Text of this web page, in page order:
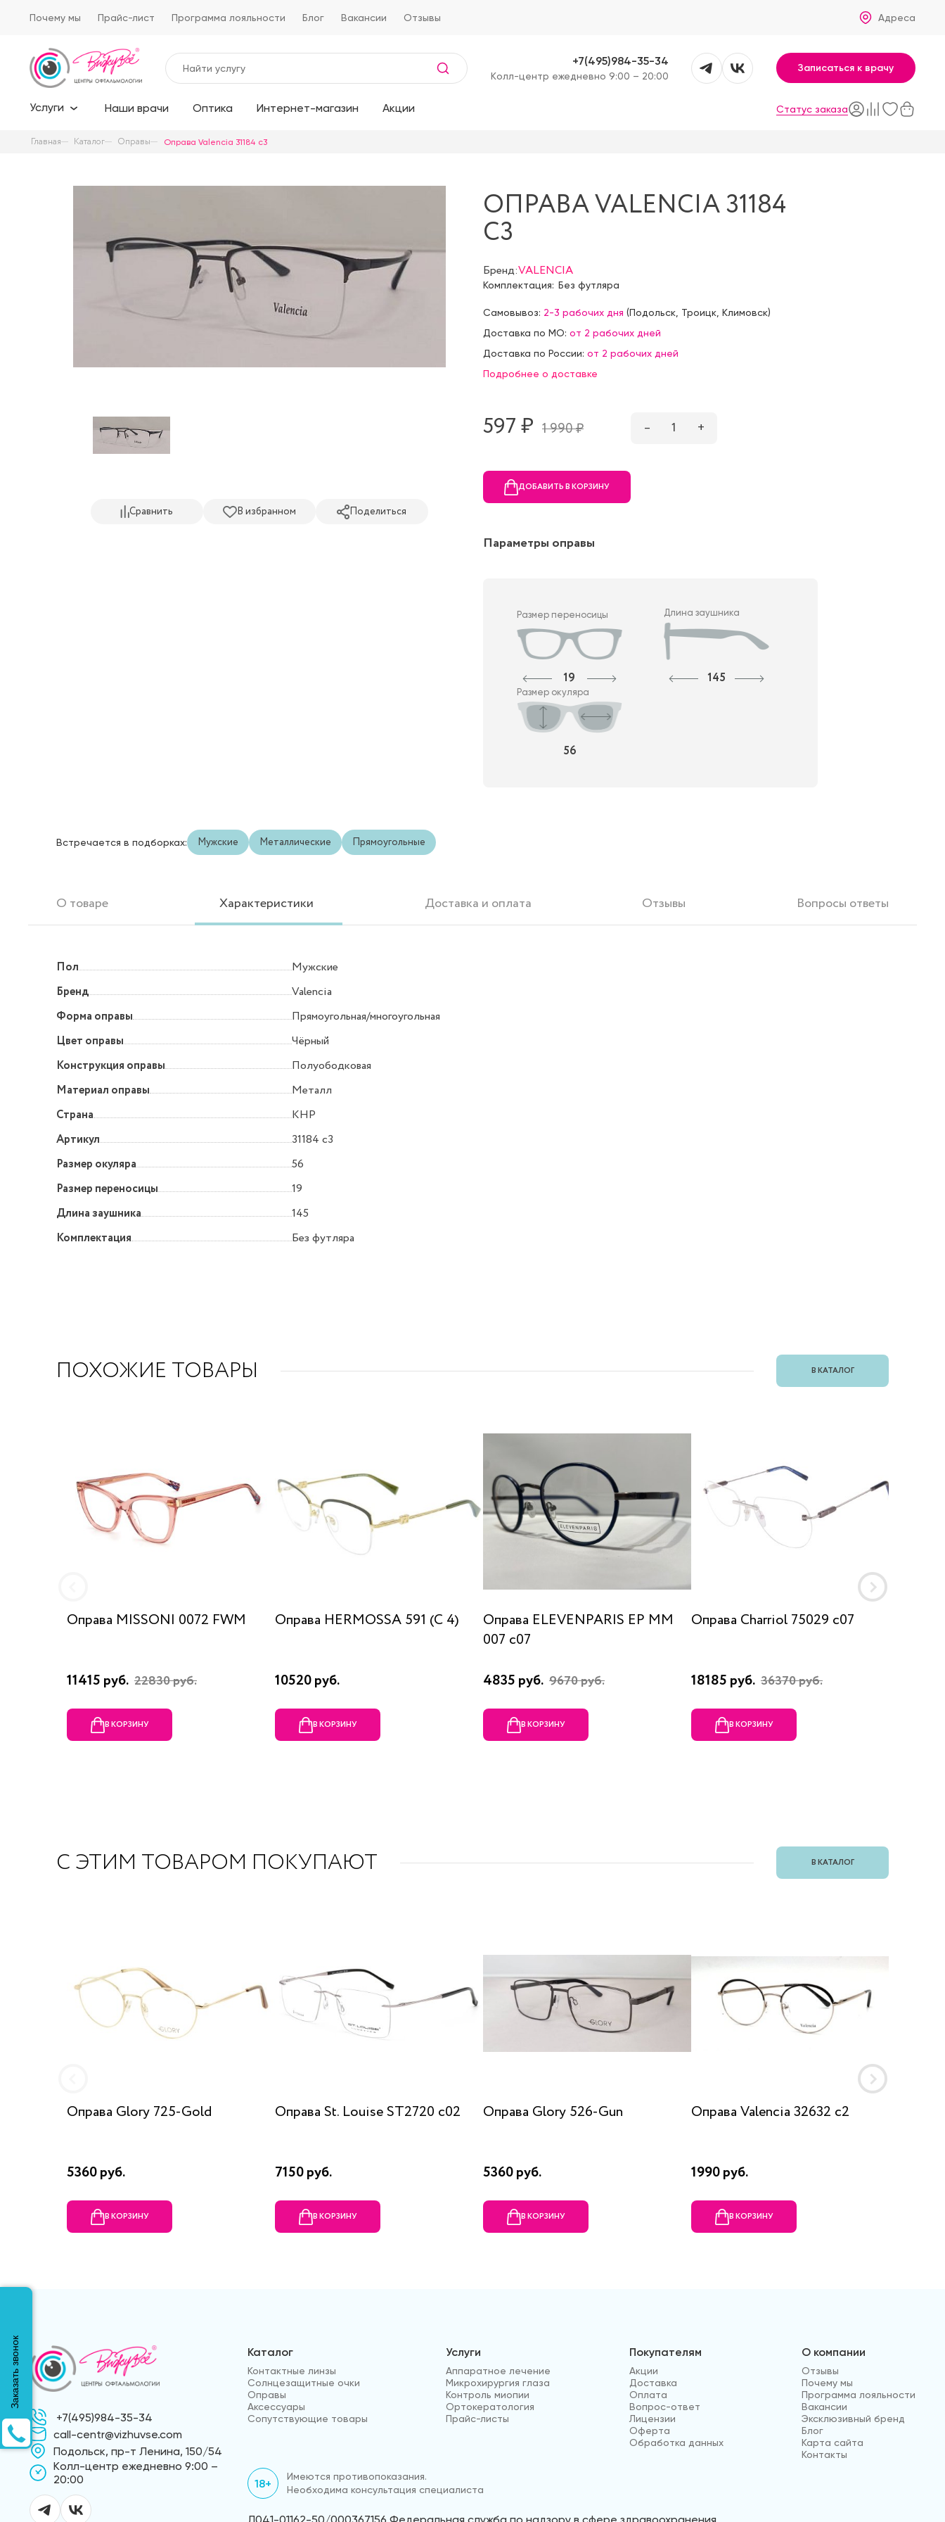
Почему мы Прайс-лист Программа лояльности Блог Вакансии Отзывы Адреса
+7(495)984-35-34
Kолл-центр ежедневно 9:00 – 20:00
Записаться к врачу
Услуги Наши врачи Оптика Интернет-магазин Акции Статус заказа
Главная Каталог Оправы Оправа Valencia 31184 c3
Сравнить В избранном Поделиться
ОПРАВА VALENCIA 31184
C3
Бренд:VALENCIA
Комплектация: Без футляра
Самовывоз: 2-3 рабочих дня (Подольск, Троицк, Климовск)
Доставка по МО: от 2 рабочих дней
Доставка по России: от 2 рабочих дней
Подробнее о доставке
597 ₷ 1 990 ₷ – 1 +
ДОБАВИТЬ В КОРЗИНУ
Параметры оправы
Размер переносицы
19
Длина заушника
145
Размер окуляра
56
Встречается в подборках: Мужские Металлические Прямоугольные
О товаре Характеристики Доставка и оплата Отзывы Вопросы ответы
Пол
Мужские
Бренд
Valencia
Форма оправы
Прямоугольная/многоугольная
Цвет оправы
Чёрный
Конструкция оправы
Полуободковая
Материал оправы
Металл
Страна
КНР
Артикул
31184 c3
Размер окуляра
56
Размер переносицы
19
Длина заушника
145
Комплектация
Без футляра
ПОХОЖИЕ ТОВАРЫ В КАТАЛОГ
Оправа MISSONI 0072 FWM
11415 руб. 22830 руб.
В КОРЗИНУ
Оправа HERMOSSA 591 (C 4)
10520 руб.
В КОРЗИНУ
Оправа ELEVENPARIS EP MM
007 c07
4835 руб. 9670 руб.
В КОРЗИНУ
Оправа Charriol 75029 c07
18185 руб. 36370 руб.
В КОРЗИНУ
С ЭТИМ ТОВАРОМ ПОКУПАЮТ В КАТАЛОГ
Оправа Glory 725-Gold
5360 руб.
В КОРЗИНУ
Оправа St. Louise ST2720 c02
7150 руб.
В КОРЗИНУ
Оправа Glory 526-Gun
5360 руб.
В КОРЗИНУ
Оправа Valencia 32632 c2
1990 руб.
В КОРЗИНУ
+7(495)984-35-34
call-centr@vizhuvse.com
Подольск, пр-т Ленина, 150/54
Kолл-центр ежедневно 9:00 –
20:00
Каталог
Контактные линзы
Солнцезащитные очки
Оправы
Аксессуары
Сопутствующие товары
Услуги
Аппаратное лечение
Микрохирургия глаза
Контроль миопии
Ортокератология
Прайс-листы
Покупателям
Акции
Доставка
Оплата
Вопрос-ответ
Лицензии
Оферта
Обработка данных
О компании
Отзывы
Почему мы
Программа лояльности
Вакансии
Эксклюзивный бренд
Блог
Карта сайта
Контакты
18+
Имеются противопоказания.
Необходима консультация специалиста
Заказать звонок